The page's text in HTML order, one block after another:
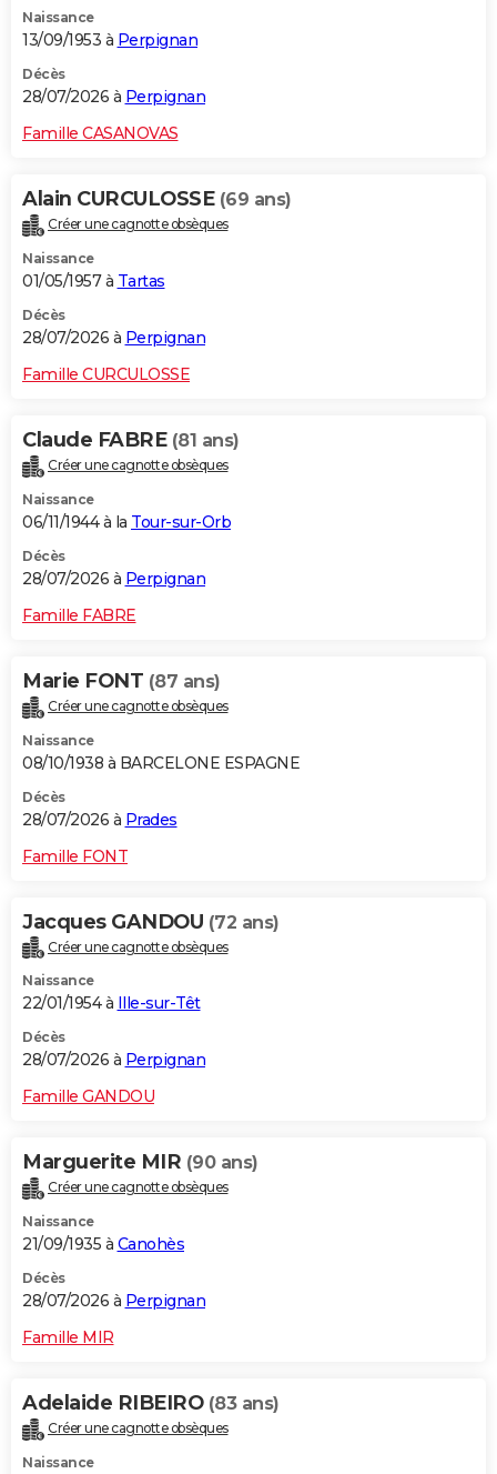
Naissance
13/09/1953 à Perpignan
Décès
28/07/2026 à Perpignan
Famille CASANOVAS
Alain CURCULOSSE (69 ans)
Créer une cagnotte obsèques
Naissance
01/05/1957 à Tartas
Décès
28/07/2026 à Perpignan
Famille CURCULOSSE
Claude FABRE (81 ans)
Créer une cagnotte obsèques
Naissance
06/11/1944 à la Tour-sur-Orb
Décès
28/07/2026 à Perpignan
Famille FABRE
Marie FONT (87 ans)
Créer une cagnotte obsèques
Naissance
08/10/1938 à BARCELONE ESPAGNE
Décès
28/07/2026 à Prades
Famille FONT
Jacques GANDOU (72 ans)
Créer une cagnotte obsèques
Naissance
22/01/1954 à Ille-sur-Têt
Décès
28/07/2026 à Perpignan
Famille GANDOU
Marguerite MIR (90 ans)
Créer une cagnotte obsèques
Naissance
21/09/1935 à Canohès
Décès
28/07/2026 à Perpignan
Famille MIR
Adelaide RIBEIRO (83 ans)
Créer une cagnotte obsèques
Naissance